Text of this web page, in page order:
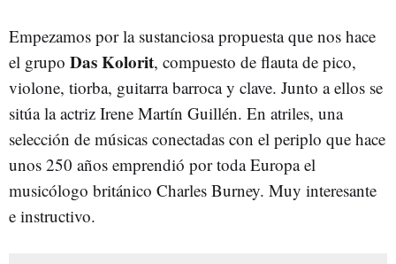
Empezamos por la sustanciosa propuesta que nos hace
el grupo Das Kolorit, compuesto de flauta de pico,
violone, tiorba, guitarra barroca y clave. Junto a ellos se
sitúa la actriz Irene Martín Guillén. En atriles, una
selección de músicas conectadas con el periplo que hace
unos 250 años emprendió por toda Europa el
musicólogo británico Charles Burney. Muy interesante
e instructivo.